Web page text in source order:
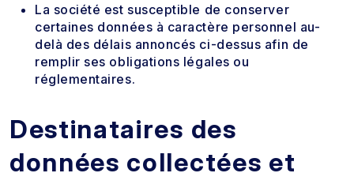
La société est susceptible de conserver
certaines données à caractère personnel au-
delà des délais annoncés ci-dessus afin de
remplir ses obligations légales ou
réglementaires.
Destinataires des
données collectées et